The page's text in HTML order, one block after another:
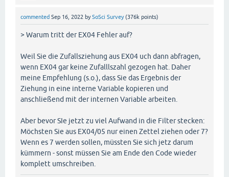
commented Sep 16, 2022 bySoSci Survey (376k points)
> Warum tritt der EX04 Fehler auf?
Weil Sie die Zufallsziehung aus EX04 uch dann abfragen,
wenn EX04 gar keine Zufalllszahl gezogen hat. Daher
meine Empfehlung (s.o.), dass Sie das Ergebnis der
Ziehung in eine interne Variable kopieren und
anschließend mit der internen Variable arbeiten.
Aber bevor SIe jetzt zu viel Aufwand in die Filter stecken:
Möchsten Sie aus EX04/05 nur einen Zettel ziehen oder 7?
Wenn es 7 werden sollen, müssten Sie sich jetz darum
kümmern - sonst müssen Sie am Ende den Code wieder
komplett umschreiben.